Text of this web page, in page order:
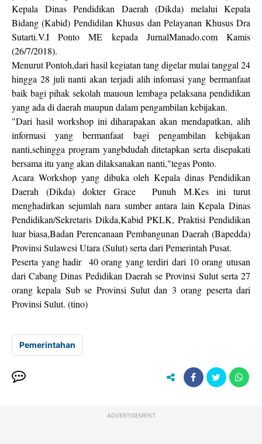
Kepala Dinas Pendidikan Daerah (Dikda) melalui Kepala
Bidang (Kabid) Pendidilan Khusus dan Pelayanan Khusus Dra
Sutarti.V.I Ponto ME kepada JurnalManado.com Kamis
(26/7/2018).
Menurut Pontoh,dari hasil kegiatan tang digelar mulai tanggal 24
hingga 28 juli nanti akan terjadi alih infomasi yang bermanfaat
baik bagi pihak sekolah mauoun lembaga pelaksana pendidikan
yang ada di daerah maupun dalam pengambilan kebijakan.
"Dari hasil workshop ini diharapakan akan mendapatkan, alih
informasi yang bermanfaat bagi pengambilan kebijakan
nanti,sehingga program yangbdudah ditetapkan serta disepakati
bersama itu yang akan dilaksanakan nanti,"tegas Ponto.
Acara Workshop yang dibuka oleh Kepala dinas Pendidikan
Daerah (Dikda) dokter Grace Punuh M.Kes ini turut
menghadirkan sejumlah nara sumber antara lain Kepala Dinas
Pendidikan/Sekretaris Dikda,Kabid PKLK, Praktisi Pendidikan
luar biasa,Badan Perencanaan Pembangunan Daerah (Bapedda)
Provinsi Sulawesi Utara (Sulut) serta dari Pemerintah Pusat.
Peserta yang hadir 40 orang yang terdiri dari 10 orang utusan
dari Cabang Dinas Pedidikan Daerah se Provinsi Sulut serta 27
orang kepala Sub se Provinsi Sulut dan 3 orang peserta dari
Provinsi Sulut. (tino)
Pemerintahan
ADVERTISEMENT